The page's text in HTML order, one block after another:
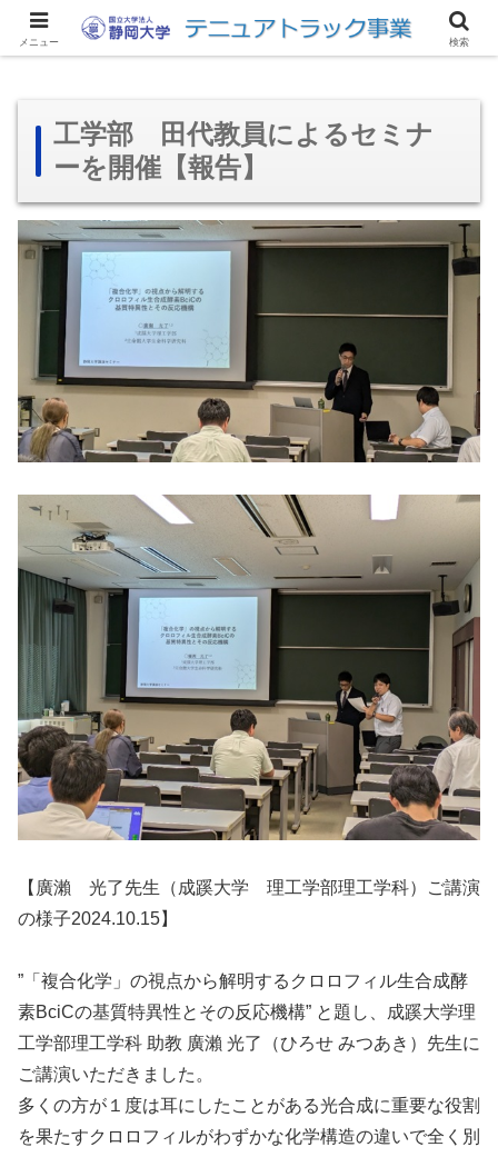
サイトマップ アクセス リンク集 お問い合わせ English
工学部 田代教員によるセミナ
ーを開催【報告】
【廣瀨 光了先生（成蹊大学 理工学部理工学科）ご講演
の様子2024.10.15】
”「複合化学」の視点から解明するクロロフィル生合成酵
素BciCの基質特異性とその反応機構” と題し、成蹊大学理
工学部理工学科 助教 廣瀨 光了（ひろせ みつあき）先生に
ご講演いただきました。
多くの方が１度は耳にしたことがある光合成に重要な役割
を果たすクロロフィルがわずかな化学構造の違いで全く別
メニュー 検索